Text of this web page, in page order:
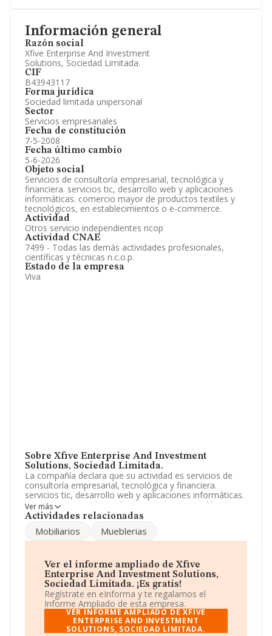
Información general
Razón social
Xfive Enterprise And Investment
Solutions, Sociedad Limitada.
CIF
B43943117
Forma jurídica
Sociedad limitada unipersonal
Sector
Servicios empresariales
Fecha de constitución
7-5-2008
Fecha último cambio
5-6-2026
Objeto social
Servicios de consultoría empresarial, tecnológica y
financiera. servicios tic, desarrollo web y aplicaciones
informáticas. comercio mayor de productos textiles y
tecnológicos, en establecimientos o e-commerce.
Actividad
Otros servicio independientes ncop
Actividad CNAE
7499 - Todas las demás actividades profesionales,
científicas y técnicas n.c.o.p.
Estado de la empresa
Viva
Sobre Xfive Enterprise And Investment
Solutions, Sociedad Limitada.
La compañía declara que su actividad es servicios de
consultoría empresarial, tecnológica y financiera.
servicios tic, desarrollo web y aplicaciones informáticas.
comercio mayor de productos textiles y tecnológicos,
en establecimientos o e-commerce. La sociedad está
Limitada. La actividad de referencia CNAE corresponde
a '%cnae%', cuyo Código es 7499. La compañía no tiene
Su email esjoseantonio@cuinesnavasmestres.com
Para saber más puedes acceder a su página web en
este enlacewww.cuinesnavasmestres.com.
La empresaXfive Enterprise And Investment
Solutions, Sociedad Limitada, B43943117, tiene
domicilio fiscal en Calle Reial núm. 12 Piso 1 2, (43004),
Ver más
Actividades relacionadas
Mobiliarios Mueblerias
Ver el informe ampliado de Xfive
Enterprise And Investment Solutions,
Sociedad Limitada. ¡Es gratis!
Regístrate en eInforma y te regalamos el
Informe Ampliado de esta empresa.
VER INFORME AMPLIADO DE XFIVE
ENTERPRISE AND INVESTMENT
SOLUTIONS, SOCIEDAD LIMITADA.